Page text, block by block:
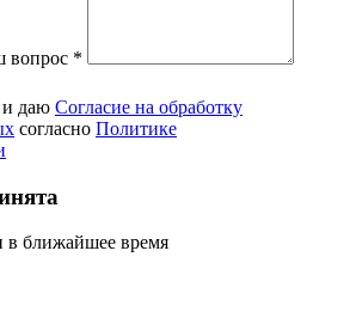
вопрос *
и даю Согласие на обработку
согласно Политике
ближайшее время